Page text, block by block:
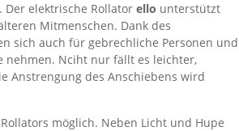
Der elektrische Rollator ello unterstützt
Mitmenschen. Dank des
sich auch für gebrechliche Personen und
nehmen. Nciht nur fällt es leichter,
Anstrengung des Anschiebens wird
möglich. Neben Licht und Hupe